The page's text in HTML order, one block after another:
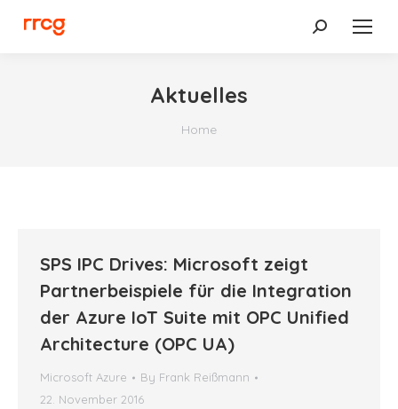
Search:
Aktuelles
You are here:
Home
SPS IPC Drives: Microsoft zeigt
Partnerbeispiele für die Integration
der Azure IoT Suite mit OPC Unified
Architecture (OPC UA)
Microsoft Azure By Frank Reißmann
22. November 2016